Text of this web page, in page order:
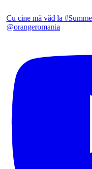
Cu cine mă văd la
@orangeromania